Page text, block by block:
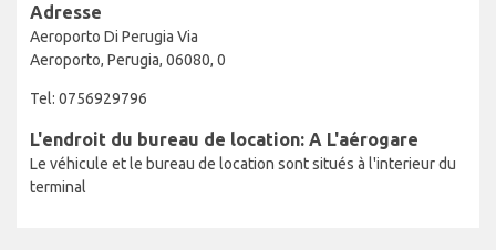
Adresse
Aeroporto Di Perugia Via
Aeroporto, Perugia, 06080, 0
Tel: 0756929796
L'endroit du bureau de location: A L'aérogare
Le véhicule et le bureau de location sont situés à l'interieur du
terminal